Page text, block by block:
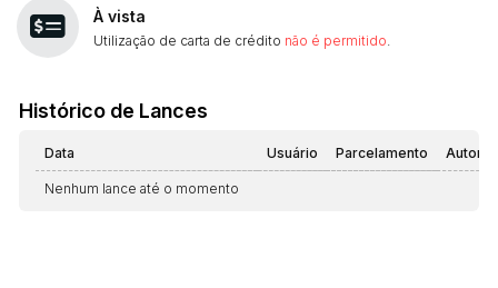
À vista
Utilização de carta de crédito não é permitido
Histórico de Lances
Data Usuário Parcelamento
Nenhum lance até o momento